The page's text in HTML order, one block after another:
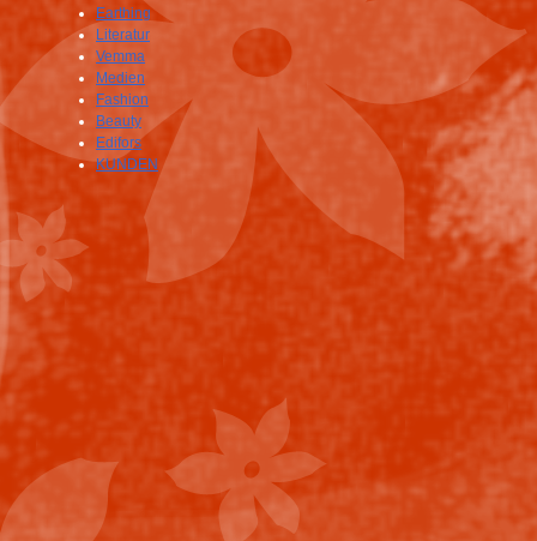
Earthing
Literatur
Vemma
Medien
Fashion
Beauty
Edifors
KUNDEN